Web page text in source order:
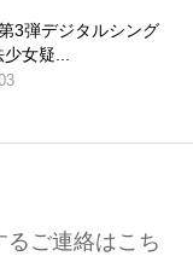
3弾デジタルシング
女疑...
ご連絡はこち